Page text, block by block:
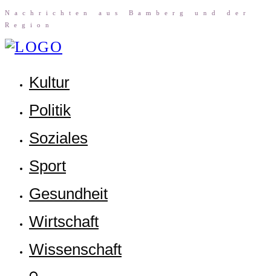
Nach­rich­ten aus Bam­berg und der
Region
Kul­tur
Poli­tik
Sozia­les
Sport
Gesund­heit
Wirt­schaft
Wis­sen­schaft